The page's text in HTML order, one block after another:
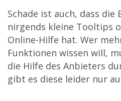
Schade ist auch, dass
nirgends kleine Tooltips
Online-Hilfe hat. Wer
Funktionen wissen will,
die Hilfe des Anbieters
gibt es diese leider nur